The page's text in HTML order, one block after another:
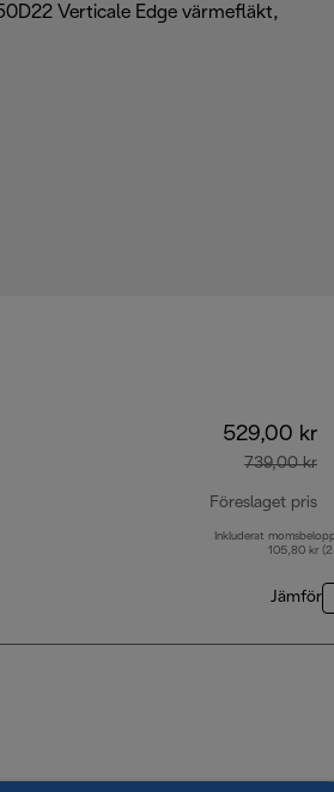
529,00 kr
739,00 kr
Föreslaget pris
Inkluderat
105,80 kr
Jämför